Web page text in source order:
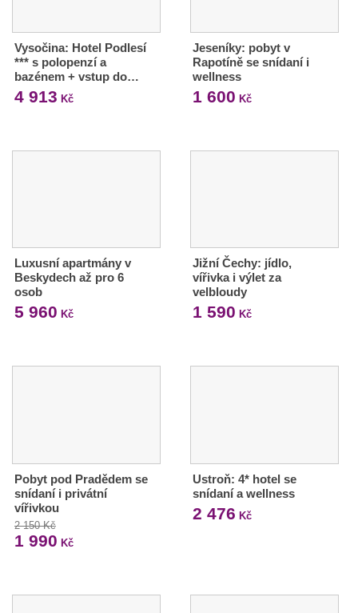
Vysočina: Hotel Podlesí
*** s polopenzí a
bazénem + vstup do…
4 913 Kč
Jeseníky: pobyt v
Rapotíně se snídaní i
wellness
1 600 Kč
Luxusní apartmány v
Beskydech až pro 6
osob
5 960 Kč
Jižní Čechy: jídlo,
vířivka i výlet za
velbloudy
1 590 Kč
Pobyt pod Pradědem se
snídaní i privátní
vířivkou
2 150 Kč
1 990 Kč
Ustroň: 4* hotel se
snídaní a wellness
2 476 Kč